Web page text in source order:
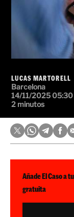
LUCAS MARTORELL
Barcelona
14/11/2025 05:30
2 minutos
Añade El Caso a
gratuita